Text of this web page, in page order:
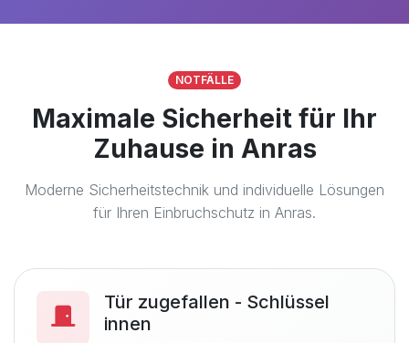
NOTFÄLLE
Maximale Sicherheit für Ihr
Zuhause in Anras
Moderne Sicherheitstechnik und individuelle Lösungen
für Ihren Einbruchschutz in Anras.
Tür zugefallen - Schlüssel
innen